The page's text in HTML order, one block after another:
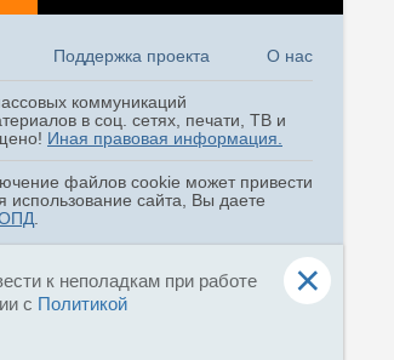
Поддержка проекта О нас
коммуникаций
в соц. сетях, печати, ТВ и
Иная правовая информация.
файлов cookie может привести
сайта, Вы даете
.
к неполадкам при работе
с Политикой
×